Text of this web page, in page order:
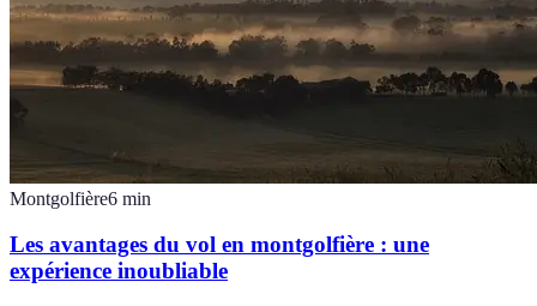
Montgolfière6 min
Les avantages du vol en montgolfière : une
expérience inoubliable